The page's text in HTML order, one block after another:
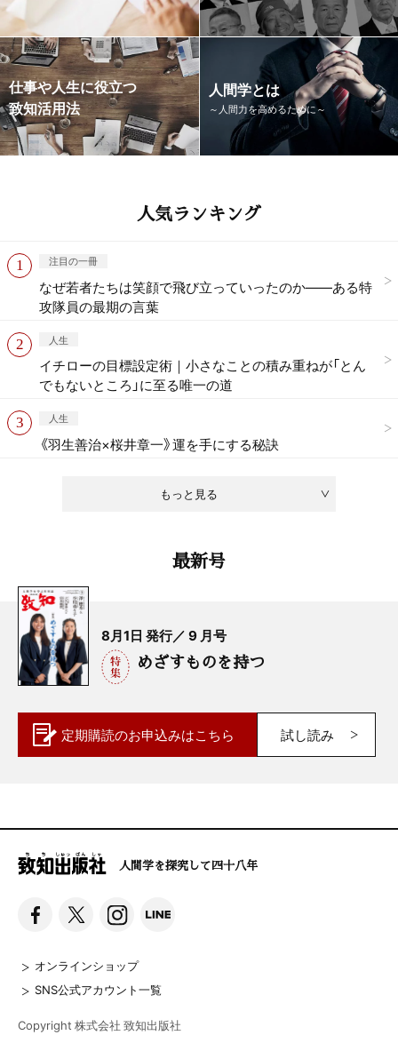
仕事や人生に役立つ
致知活用法
人間学とは
～人間力を高めるために～
人気ランキング
もっと見る
注目の一冊
なぜ若者たちは笑顔で飛び立っていったのか——ある特
攻隊員の最期の言葉
人生
イチローの目標設定術｜小さなことの積み重ねが「とん
でもないところ」に至る唯一の道
人生
《羽生善治×桜井章一》運を手にする秘訣
最新号
8月1日 発行／ 9 月号
めざすものを持つ
定期購読のお申込みはこちら 試し読み
人間学を探究して四十八年
オンラインショップ
SNS公式アカウント一覧
Copyright 株式会社 致知出版社